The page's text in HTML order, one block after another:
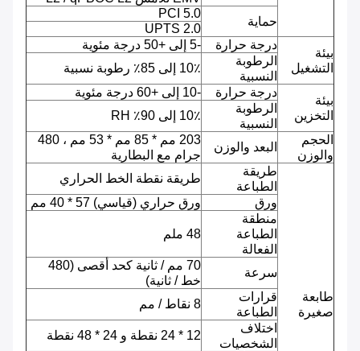
حماية
PCI 5.0
UPTS 2.0
بيئة
التشغيل
درجة حرارة
-5 إلى +50 درجة مئوية
الرطوبة
النسبية
10٪ إلى 85٪ رطوبة نسبية
بيئة
التخزين
درجة حرارة
-10 إلى +60 درجة مئوية
الرطوبة
النسبية
10٪ إلى 90٪ RH
الحجم
والوزن
البعد والوزن
203 مم * 85 مم * 53 مم ، 480
جرام مع البطارية
طابعة
صغيرة
طريقة
الطباعة
طريقة نقطة الخط الحراري
ورق
ورق حراري (قياسي) 57 * 40 مم
منطقة
الطباعة
الفعالة
48 ملم
سرعة
70 مم / ثانية كحد أقصى (480
خط / ثانية)
قرارات
الطباعة
8 نقاط / مم
اختلاف
الشخصيات
12 * 24 نقطة و 24 * 48 نقطة